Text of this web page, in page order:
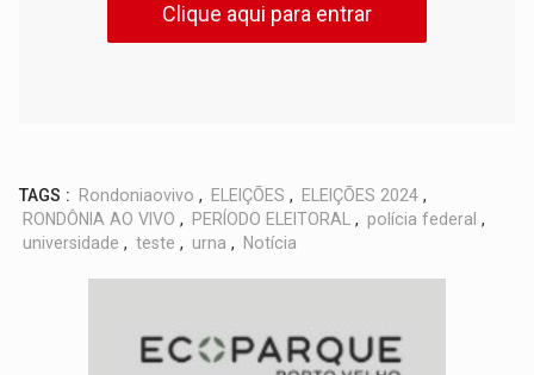
Clique aqui para entrar
TAGS : Rondoniaovivo , ELEIÇÕES , ELEIÇÕES 2024 ,
RONDÔNIA AO VIVO , PERÍODO ELEITORAL , polícia federal ,
universidade , teste , urna , Notícia